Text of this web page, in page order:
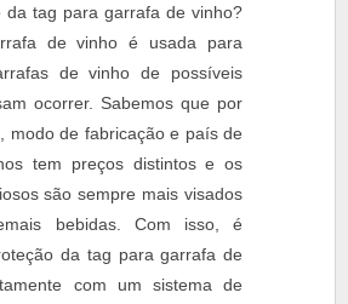
da tag para garrafa de vinho?
de vinho é usada para
de vinho de possíveis
ocorrer. Sabemos que por
modo de fabricação e país de
tem preços distintos e os
são sempre mais visados
bebidas. Com isso, é
da tag para garrafa de
com um sistema de